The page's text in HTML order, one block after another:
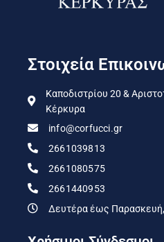
Στοιχεία
Καποδιστρίου 20 &
Κέρκυρα
info@corfucci.gr
2661039813
2661080575
2661440953
Δευτέρα έως